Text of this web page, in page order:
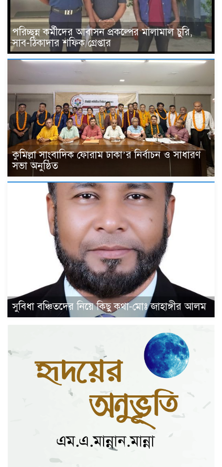
পরিচ্ছন্ন কর্মীদের আবাসন প্রকল্পের মালামাল চুরি,
সাব-ঠিকাদার শফিক গ্রেপ্তার
কুমিল্লা সাংবাদিক ফোরাম ঢাকা’র নির্বাচন ও সাধারণ
সভা অনুষ্ঠিত
সুবিধা বঞ্চিতদের নিয়ে কিছু কথা-মোঃ জাহাঙ্গীর আলম